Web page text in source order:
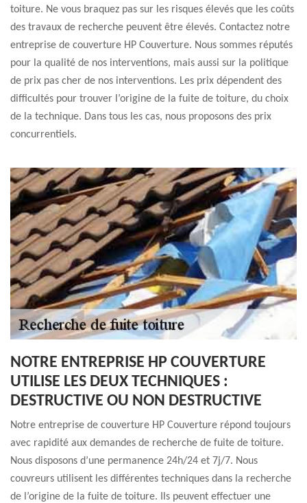
toiture. Ne vous braquez pas sur les risques élevés que les coûts
des travaux de recherche peuvent être élevés. Contactez notre
entreprise de couverture HP Couverture. Nous sommes réputés
pour la qualité de nos interventions, mais aussi sur la politique
de prix pas cher de nos interventions. Les prix dépendent des
difficultés pour trouver l’origine de la fuite de toiture, du choix
de la technique. Dans tous les cas, nous proposons des prix
concurrentiels.
NOTRE ENTREPRISE HP COUVERTURE
UTILISE LES DEUX TECHNIQUES :
DESTRUCTIVE OU NON DESTRUCTIVE
Notre entreprise de couverture HP Couverture répond toujours
avec rapidité aux demandes de recherche de fuite de toiture.
Nous disposons d’une permanence 24h/24 et 7j/7. Nous
couvreurs utilisent les différentes techniques dans la recherche
de l’origine de la fuite de toiture. Ils peuvent effectuer une